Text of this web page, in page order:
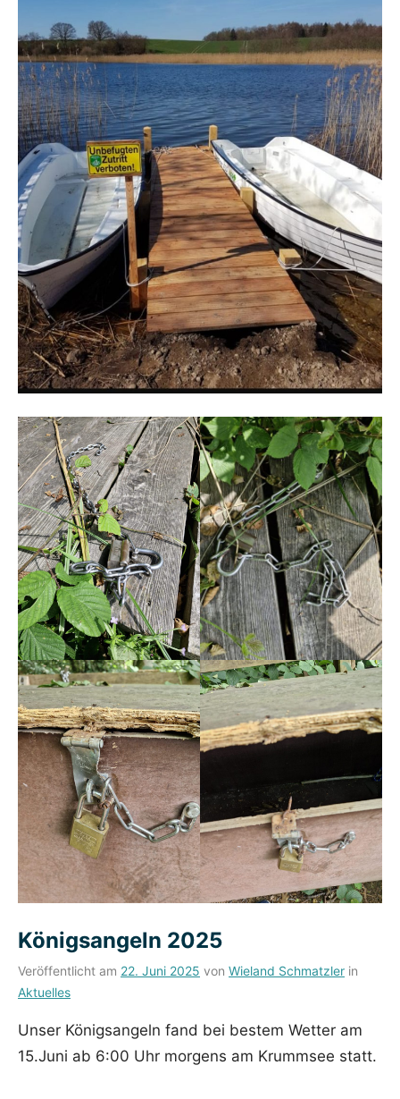
Königsangeln 2025
Veröffentlicht am 22. Juni 2025 von Wieland Schmatzler in
Aktuelles
Unser Königsangeln fand bei bestem Wetter am
15.Juni ab 6:00 Uhr morgens am Krummsee statt.